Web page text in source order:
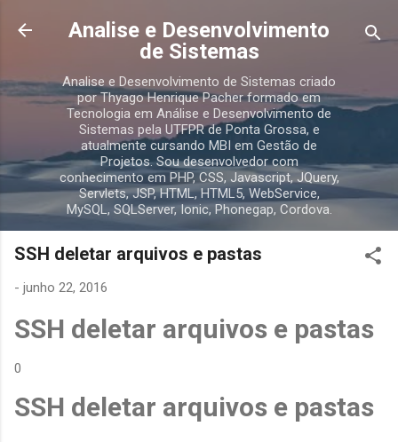
Pular para o conteúdo principal
Analise e Desenvolvimento
de Sistemas
Analise e Desenvolvimento de Sistemas criado
por Thyago Henrique Pacher formado em
Tecnologia em Análise e Desenvolvimento de
Sistemas pela UTFPR de Ponta Grossa, e
atualmente cursando MBI em Gestão de
Projetos. Sou desenvolvedor com
conhecimento em PHP, CSS, Javascript, JQuery,
Servlets, JSP, HTML, HTML5, WebService,
MySQL, SQLServer, Ionic, Phonegap, Cordova.
SSH deletar arquivos e pastas
- junho 22, 2016
SSH deletar arquivos e pastas
0
SSH deletar arquivos e pastas